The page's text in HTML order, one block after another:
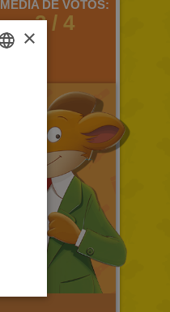
MEDIA DE VOTOS:
2 / 4
×